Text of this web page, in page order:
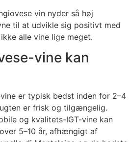
vin nyder så høj
til at udvikle sig positivt med
alle vine lige meget.
vine kan
er typisk bedst inden for 2–4
er frisk og tilgængelig.
og kvalitets-IGT-vine kan
5–10 år, afhængigt af